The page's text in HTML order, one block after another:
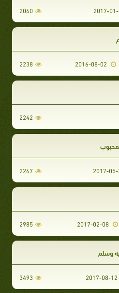
2060
2238
2242
2267
2017-02-08
2985
وسلم
3493